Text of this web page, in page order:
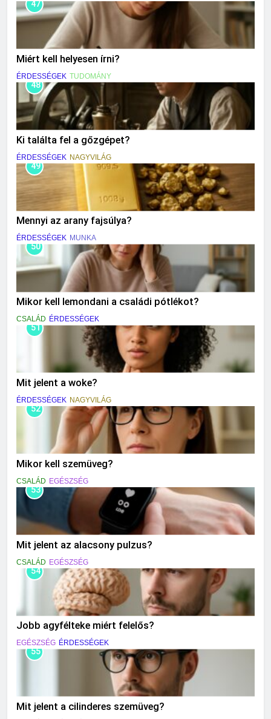
47
Miért kell helyesen írni?
ÉRDESSÉGEK TUDOMÁNY
48
Ki találta fel a gőzgépet?
ÉRDESSÉGEK NAGYVILÁG
49
Mennyi az arany fajsúlya?
ÉRDESSÉGEK MUNKA
50
Mikor kell lemondani a családi pótlékot?
CSALÁD ÉRDESSÉGEK
51
Mit jelent a woke?
ÉRDESSÉGEK NAGYVILÁG
52
Mikor kell szemüveg?
CSALÁD EGÉSZSÉG
53
Mit jelent az alacsony pulzus?
CSALÁD EGÉSZSÉG
54
Jobb agyfélteke miért felelős?
EGÉSZSÉG ÉRDESSÉGEK
55
Mit jelent a cilinderes szemüveg?